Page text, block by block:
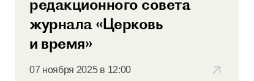
редакционного совета
журнала «Церковь
и время»
07 ноября 2025 в 12:00